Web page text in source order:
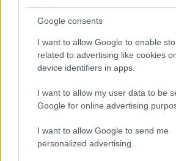
Google consents
I want to allow Google to enable
related to advertising like cookies
device identifiers in apps.
I want to allow my user data to be
Google for online advertising
I want to allow Google to send me
personalized advertising.
Sangue, musica e